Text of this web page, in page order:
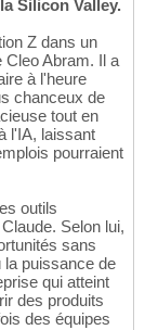
Silicon Valley.
Z dans un
Cleo Abram. Il a
à l'heure
chanceux de
tout en
l'IA, laissant
pourraient
outils
Selon lui,
sans
la puissance de
qui atteint
des produits
des équipes